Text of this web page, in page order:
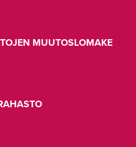
MUUTOSLOMAKE